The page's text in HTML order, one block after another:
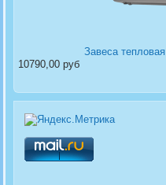
Завеса
10790,00 руб